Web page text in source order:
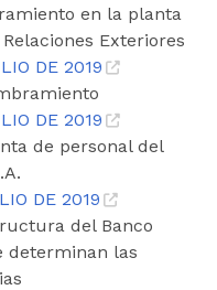
en la planta
Exteriores
DE 2019
DE 2019
de personal del
DE 2019
del Banco
determinan las